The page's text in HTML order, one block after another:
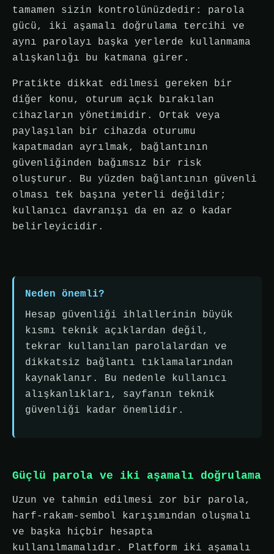
tamamen sizin kontrolünüzdedir: parola
gücü, iki aşamalı doğrulama tercihi ve
aynı parolayı başka yerlerde kullanmama
alışkanlığı bu katmana girer.
Pratikte dikkat edilmesi gereken bir
diğer konu, oturum açık bırakılan
cihazların yönetimidir. Ortak veya
paylaşılan bir cihazda oturumu
kapatmadan ayrılmak, bağlantının
güvenliğinden bağımsız bir risk
oluşturur. Bu yüzden bağlantının güvenli
olması tek başına yeterli değildir;
kullanıcı davranışı da en az o kadar
belirleyicidir.
Neden önemli?
Hesap güvenliği ihlallerinin büyük
kısmı teknik açıklardan değil,
tekrar kullanılan parolalardan ve
dikkatsiz bağlantı tıklamalarından
kaynaklanır. Bu nedenle kullanıcı
alışkanlıkları, sayfanın teknik
güvenliği kadar önemlidir.
Güçlü parola ve iki aşamalı doğrulama
Uzun ve tahmin edilmesi zor bir parola,
harf-rakam-sembol karışımından oluşmalı
ve başka hiçbir hesapta
kullanılmamalıdır. Platform iki aşamalı